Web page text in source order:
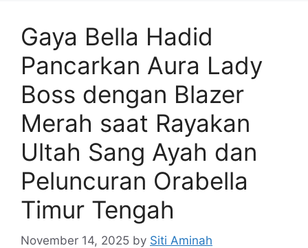
Gaya Bella Hadid
Pancarkan Aura Lady
Boss dengan Blazer
Merah saat Rayakan
Ultah Sang Ayah dan
Peluncuran Orabella
Timur Tengah
November 14, 2025 by Siti Aminah